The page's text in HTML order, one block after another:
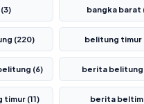
bangka barat
(220) belitung timur
(6) berita belitung
(11) berita beltim